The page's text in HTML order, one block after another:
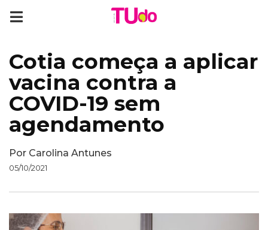
Cotia começa a aplicar
vacina contra a
COVID-19 sem
agendamento
Por Carolina Antunes
05/10/2021